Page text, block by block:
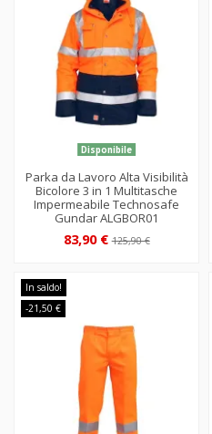
Disponibile
Parka da Lavoro Alta Visibilità
Bicolore 3 in 1 Multitasche
Impermeabile Technosafe
Gundar ALGBOR01
83,90 €125,90 €
In saldo!
-21,50 €